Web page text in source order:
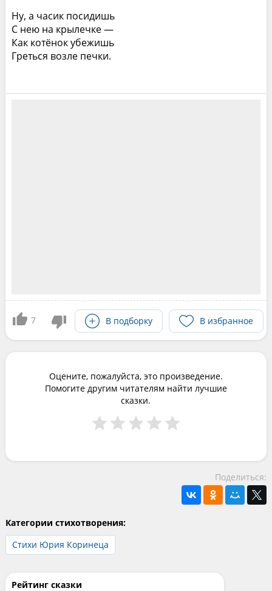
Ну, а часик посидишь
С нею на крылечке —
Как котёнок убежишь
Греться возле печки.
7 В подборку В избранное
Оцените, пожалуйста, это произведение.
Помогите другим читателям найти лучшие
сказки.
Поделиться:
Категории стихотворения:
Стихи Юрия Коринеца
Рейтинг сказки